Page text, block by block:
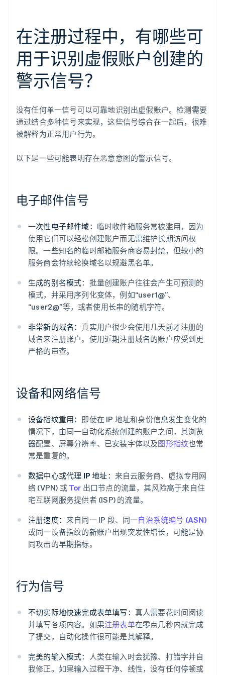
在注册过程中，有哪些可
用于识别虚假账户创建的
警示信号？
没有任何单一信号可以可靠地识别出虚假账户。检测需要
通过结合多种信号来实现，这些信号综合在一起后，很难
被解释为正常用户行为。
以下是一些可能表明存在恶意意图的警示信号。
电子邮件信号
一次性电子邮件域： 临时收件箱服务常被滥用，因为
使用它们可以轻松创建账户而无需维护长期访问权
限。一些知名的临时邮箱服务商容易封禁，但较小的
服务商会持续轮换域名以规避黑名单。
生成的别名模式： 批量创建账户往往会产生可预测的
模式，并采用序列化变体，例如“user1@”、
“user2@”等，或者使用长串的随机字符。
非常新的域名：真实用户很少会使用几天前才注册的
域名来注册账户。使用近期注册域名的账户应受到更
严格的审查。
设备和网络信号
设备指纹重用： 即使在 IP 地址和身份信息发生变化的
情况下，由同一自动化系统创建的账户之间，其浏览
器配置、屏幕分辨率、已安装字体以及图形指纹也常
常是重复的。
数据中心或代理 IP 地址： 来自云服务商、虚拟专用网
络 (VPN) 或 Tor 出口节点的流量，其风险高于来自住
宅互联网服务提供者 (ISP) 的流量。
注册速度： 来自同一 IP 段、同一自治系统编号 (ASN)
或同一设备指纹的新账户出现突发性增长，可能是协
同攻击的早期指标。
行为信号
不切实际地快速完成表单填写： 真人需要花时间阅读
并填写各项内容。如果注册表单在零点几秒内就完成
了提交，自动化操作很可能是其解释。
完美的输入模式： 人类在输入时会犹豫、打错字并自
我修正。如果输入过程干净、线性，没有任何停顿或